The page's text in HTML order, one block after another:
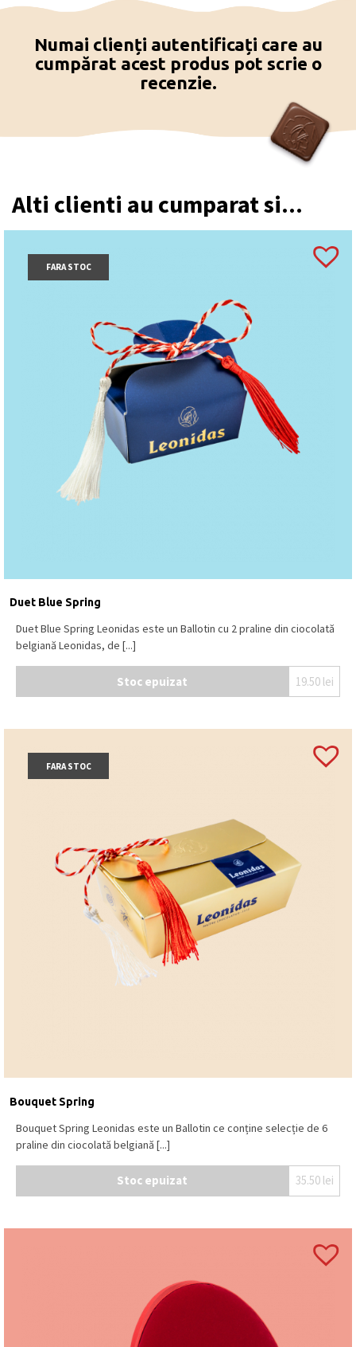
Numai clienți autentificați care au
cumpărat acest produs pot scrie o
recenzie.
Alti clienti au cumparat si...
FARA STOC
Duet Blue Spring
Duet Blue Spring Leonidas este un Ballotin cu 2 praline din ciocolată
belgiană Leonidas, de [...]
Stoc epuizat 19.50 lei
FARA STOC
Bouquet Spring
Bouquet Spring Leonidas este un Ballotin ce conține selecție de 6
praline din ciocolată belgiană [...]
Stoc epuizat 35.50 lei